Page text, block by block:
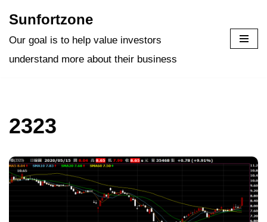
Skip
Sunfortzone
Our goal is to help value investors
understand more about their business
2323